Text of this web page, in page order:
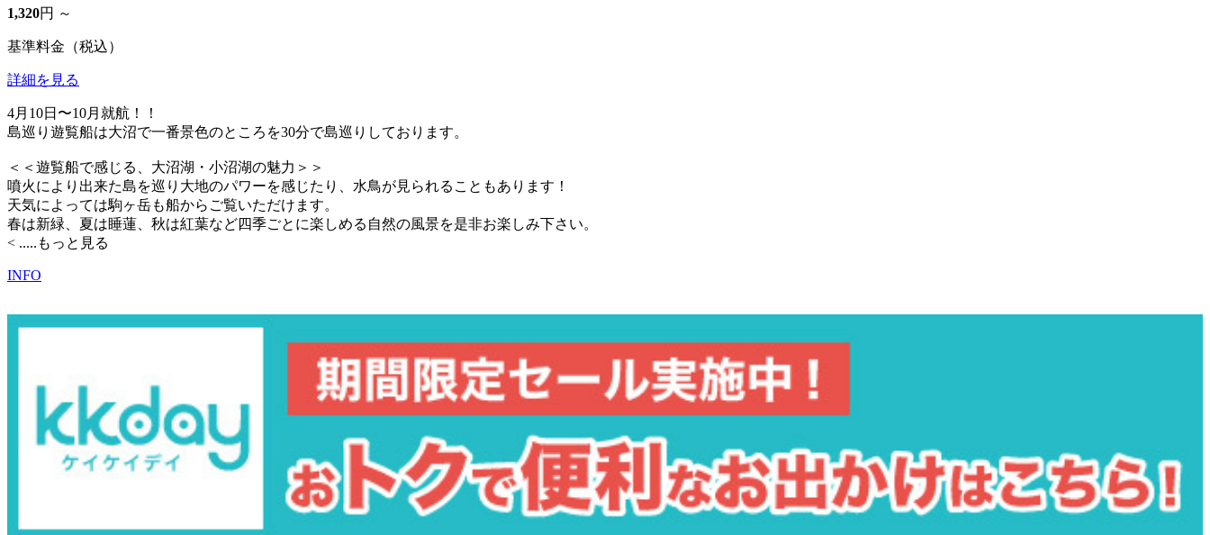
1,320円 ～
基準料金（税込）
詳細を見る
4月10日〜10月就航！！
島巡り遊覧船は大沼で一番景色のところを30分で島巡りしております。
＜＜遊覧船で感じる、大沼湖・小沼湖の魅力＞＞
噴火により出来た島を巡り大地のパワーを感じたり、水鳥が見られることもあります！
天気によっては駒ヶ岳も船からご覧いただけます。
春は新緑、夏は睡蓮、秋は紅葉など四季ごとに楽しめる自然の風景を是非お楽しみ下さい。
< .....もっと見る
INFO